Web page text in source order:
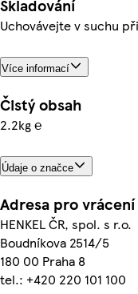
Skladování
Uchovávejte v suchu
Více informací
Čistý obsah
2.2kg ℮
Údaje o značce
Adresa pro vrácení
HENKEL ČR, spol. s r.o.
Boudníkova 2514/5
180 00 Praha 8
tel.: +420 220 101 100